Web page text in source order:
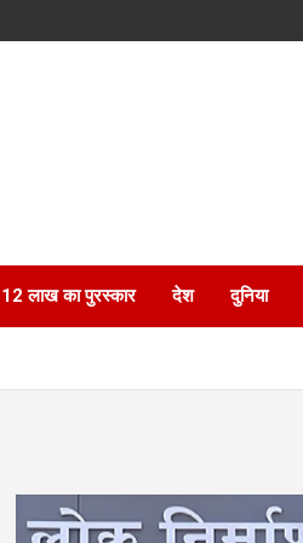
12 लाख का पुरस्कार देश दुनिया